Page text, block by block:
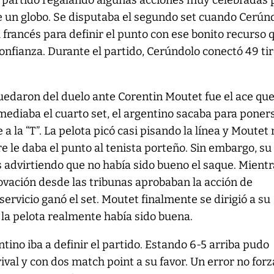
un globo. Se disputaba el segundo set cuando
para definir el punto con ese bonito recurso
Durante el partido, Cerúndolo conectó 49
del duelo ante Corentin Moutet fue el ace
el cuarto set, el argentino sacaba para
la “T”. La pelota picó casi pisando la línea y Moutet
le daba el punto al tenista porteño. Sin embargo,
advirtiendo que no había sido bueno el saque.
desde las tribunas aprobaban la acción de
ganó el set. Moutet finalmente se dirigió a su
pelota realmente había sido buena.
iba a definir el partido. Estando 6-5 arriba pudo
y con dos match point a su favor. Un error no